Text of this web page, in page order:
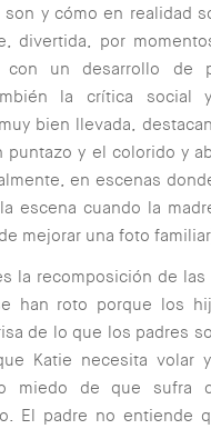
y cómo en realidad
divertida, por
con un desarrollo de
la crítica social
bien llevada,
puntazo y el colorido y
en escenas
escena cuando la
mejorar una foto
la recomposición de las
han roto porque los
de lo que los padres
Katie necesita volar
miedo de que sufra
El padre no entiende